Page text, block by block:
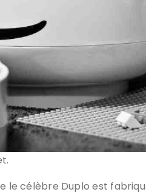
le célèbre Duplo est